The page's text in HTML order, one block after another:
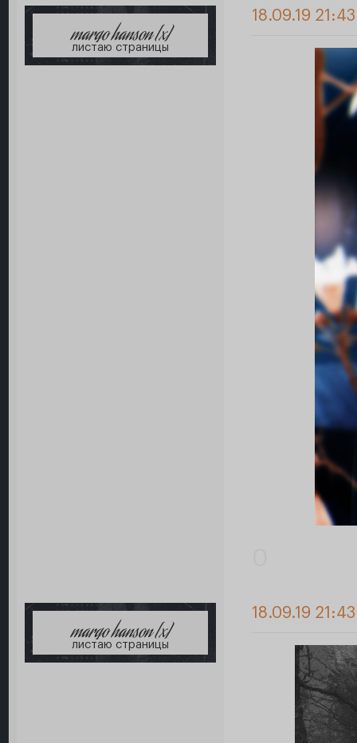
margo hanson [x]
листаю страницы
18.09.19
margo hanson [x]
листаю страницы
18.09.19